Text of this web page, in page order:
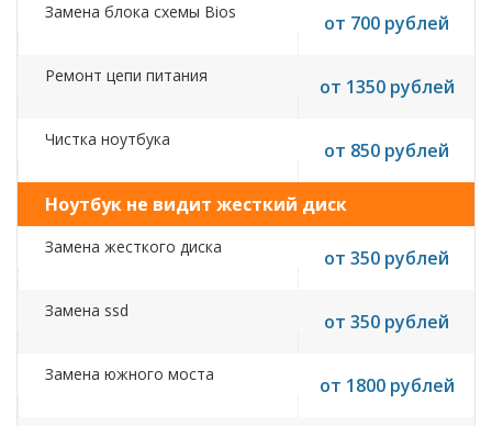
Замена блока схемы Bios от 700 рублей
Ремонт цепи питания от 1350 рублей
Чистка ноутбука от 850 рублей
Ноутбук не видит жесткий диск
Замена жесткого диска от 350 рублей
Замена ssd от 350 рублей
Замена южного моста от 1800 рублей